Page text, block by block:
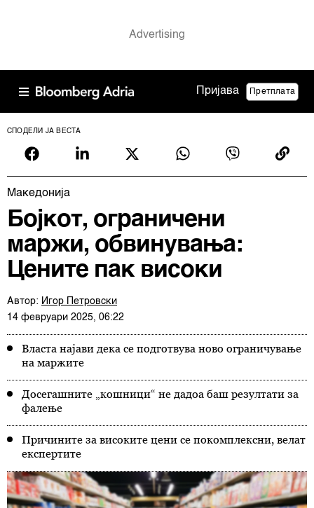
Пријава Претплата
СПОДЕЛИ ЈА ВЕСТА
Македонија
Бојкот, ограничени
маржи, обвинувања:
Цените пак високи
Автор: Игор Петровски
14 февруари 2025, 06:22
Власта најави дека се подготвува ново ограничување
на маржите
Досегашните „кошници“ не дадоа баш резултати за
фалење
Причините за високите цени се покомплексни, велат
експертите